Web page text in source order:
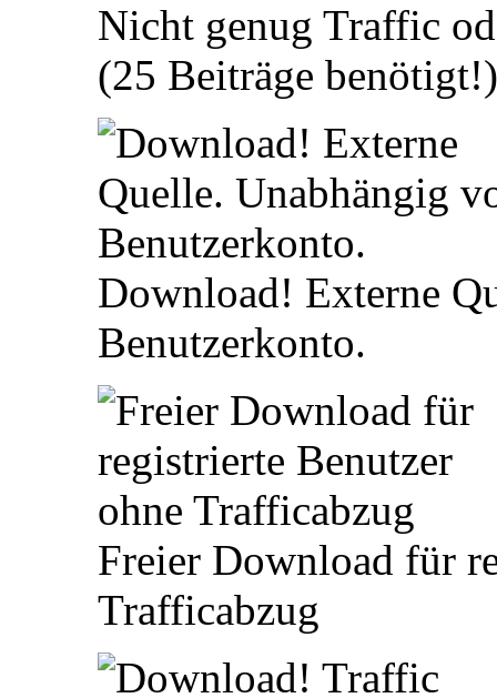
Nicht genug Traffic
(25 Beiträge
Download! Externe
Benutzerkonto.
Freier Download für
Trafficabzug